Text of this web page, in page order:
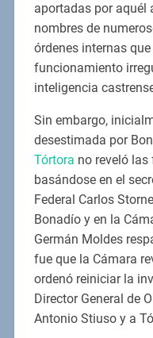
aportadas por aquél
nombres de
órdenes internas
funcionamiento
inteligencia
Sin embargo,
desestimada por
Tórtora no reveló
basándose en el
Federal Carlos
Bonadío y en la
Germán Moldes
fue que la Cámara
ordenó reiniciar la
Director General de
Antonio Stiuso y a